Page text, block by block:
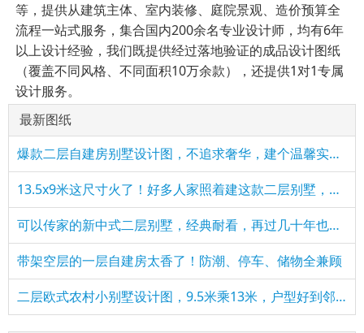
等，提供从建筑主体、室内装修、庭院景观、造价预算全
流程一站式服务，集合国内200余名专业设计师，均有6年
以上设计经验，我们既提供经过落地验证的成品设计图纸
（覆盖不同风格、不同面积10万余款），还提供1对1专属
设计服务。
最新图纸
爆款二层自建房别墅设计图，不追求奢华，建个温馨实用的家
​13.5x9米这尺寸火了！好多人家照着建这款二层别墅，简单实用
可以传家的新中式二层别墅，经典耐看，再过几十年也不过时
带架空层的一层自建房太香了！防潮、停车、储物全兼顾
二层欧式农村小别墅设计图，9.5米乘13米，户型好到邻居求图纸